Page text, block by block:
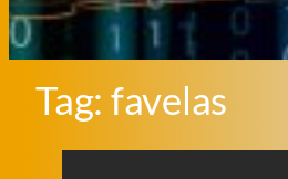
Tag: favelas